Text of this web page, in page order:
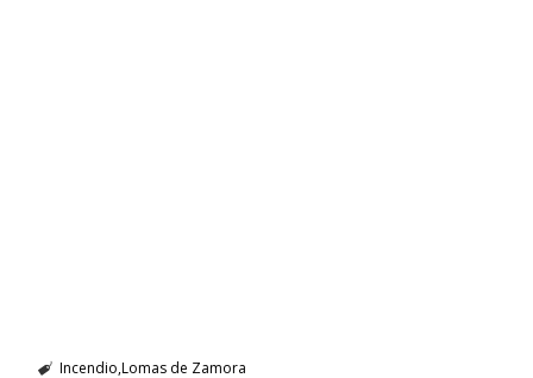
Incendio Lomas de Zamora